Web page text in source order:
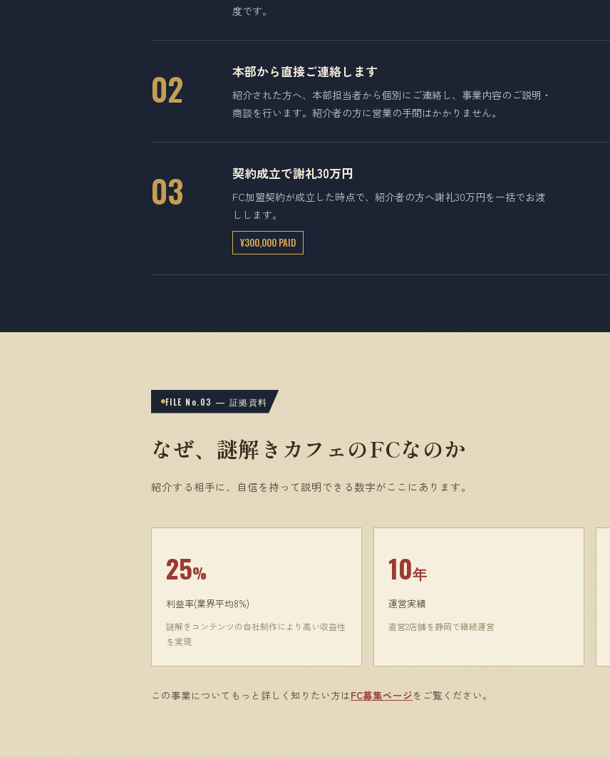
度です。
02 本部から直接ご連絡します
紹介された方へ、本部担当者から個別にご連絡し、事業内容のご説明・
商談を行います。紹介者の方に営業の手間はかかりません。
03 契約成立で謝礼30万円
FC加盟契約が成立した時点で、紹介者の方へ謝礼30万円を一括でお渡
しします。
¥300,000 PAID
FILE No.03 — 証拠資料
なぜ、謎解きカフェのFCなのか
紹介する相手に、自信を持って説明できる数字がここにあります。
25%
利益率(業界平均8%)
謎解きコンテンツの自社制作により高い収益性
を実現
10年
運営実績
直営2店舗を静岡で継続運営
この事業についてもっと詳しく知りたい方はFC募集ページをご覧ください。